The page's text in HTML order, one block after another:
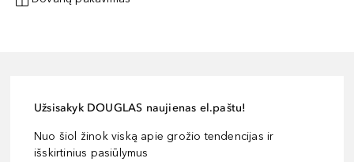
Užsisakyk DOUGLAS naujienas el.paštu!
Nuo šiol žinok viską apie grožio tendencijas ir
išskirtinius pasiūlymus